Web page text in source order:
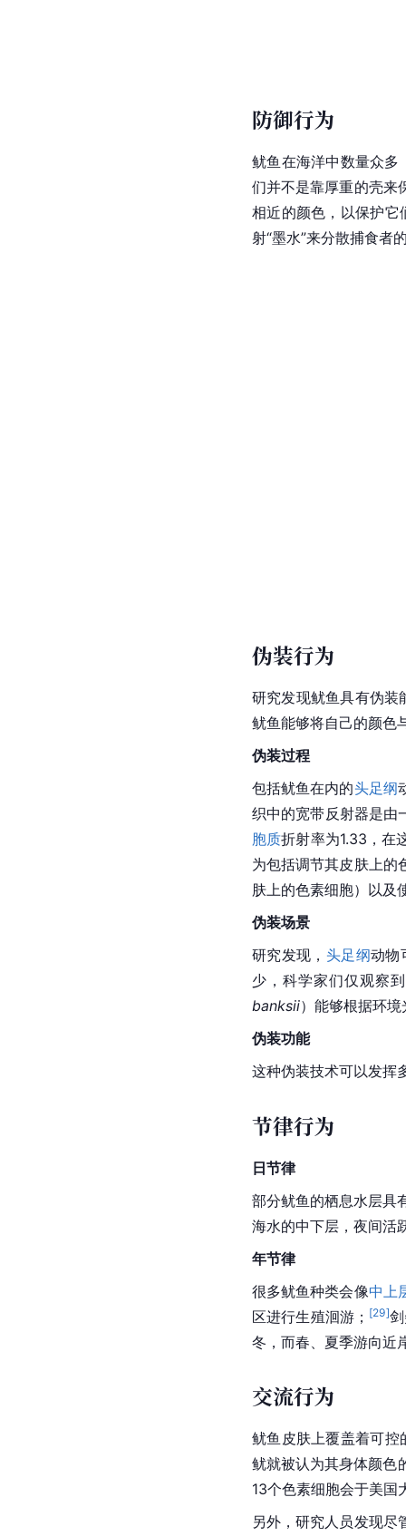
防御行为
鱿鱼在海洋中数量众多
们并不是靠厚重的壳来
相近的颜色，以保护它
射“墨水”来分散捕食者
伪装行为
研究发现鱿鱼具有伪装
鱿鱼能够将自己的颜色
伪装过程
包括鱿鱼在内的头足纲
织中的宽带反射器是由
胞质折射率为1.33，在
为包括调节其皮肤上的
肤上的色素细胞）以及
伪装场景
研究发现， 头足纲动物
少，科学家们仅观察
banksii）能够根据环
伪装功能
这种伪装技术可以发挥
节律行为
日节律
部分鱿鱼的栖息水层具
海水的中下层，夜间活
年节律
很多鱿鱼种类会像中上
区进行生殖洄游； [29]
冬，而春、夏季游向近
交流行为
鱿鱼皮肤上覆盖着可控
鱿就被认为其身体颜色
13个色素细胞会于美国
另外，研究人员发现尽